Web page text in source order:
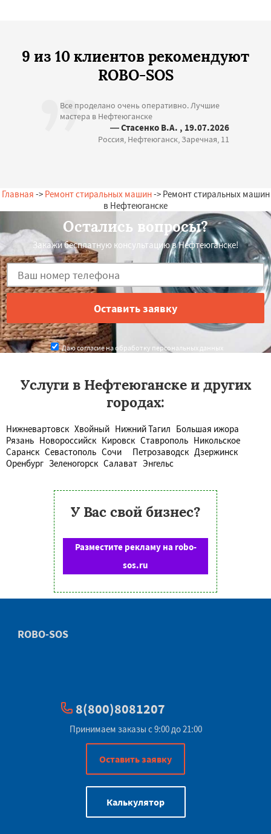
9 из 10 клиентов рекомендуют
ROBO-SOS
Все проделано очень оперативно. Лучшие
мастера в Нефтеюганске
— Стасенко В.А. , 19.07.2026
Россия, Нефтеюганск, Заречная, 11
Главная -> Ремонт стиральных машин-> Ремонт стиральных машин
в Нефтеюганске
Остались вопросы?
Закажи бесплатную консультацию в Нефтеюганске!
Даю согласие на обработку персональных данных
Услуги в Нефтеюганске и других
городах:
Нижневартовск Хвойный Нижний Тагил Большая ижора
Рязань Новороссийск Кировск Ставрополь Никольское
Саранск Севастополь Сочи Петрозаводск Дзержинск
Оренбург Зеленогорск Салават Энгельс
У Вас свой бизнес?
Разместите рекламу на robo-
sos.ru
ROBO-SOS
8(800)8081207
Принимаем заказы с 9:00 до 21:00
Оставить заявку
Калькулятор